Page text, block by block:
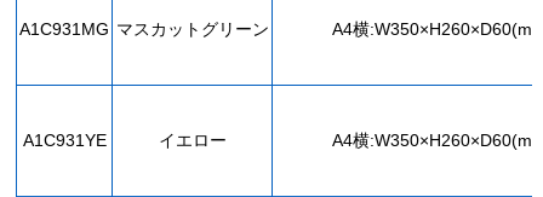
A1C931MG マスカットグリーン A4横
A1C931YE イエロー A4横